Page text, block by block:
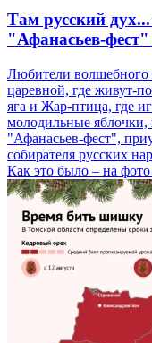
Там русский
"Афанасьев-
Любители волшебного
царевной, где живут-
яга и Жар-птица, где
молодильные яблочки,
"Афанасьев-фест",
собирателя русских
Как это было – на